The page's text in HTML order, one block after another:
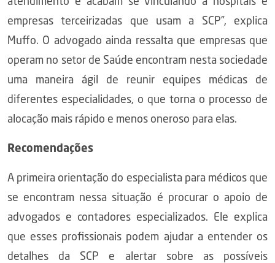
empresas terceirizadas que usam a SCP”, explica
Muffo. O advogado ainda ressalta que empresas que
operam no setor de Saúde encontram nesta sociedade
uma maneira ágil de reunir equipes médicas de
diferentes especialidades, o que torna o processo de
alocação mais rápido e menos oneroso para elas.
Recomendações
A primeira orientação do especialista para médicos que
se encontram nessa situação é procurar o apoio de
advogados e contadores especializados. Ele explica
que esses profissionais podem ajudar a entender os
detalhes da SCP e alertar sobre as possíveis